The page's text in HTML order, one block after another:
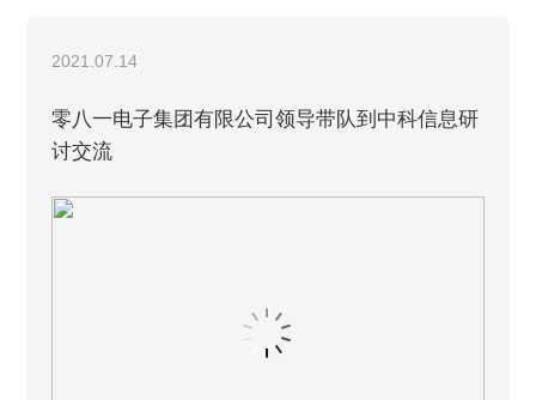
2021.07.14
零八一电子集团有限公司领导带队到中科信息研
讨交流